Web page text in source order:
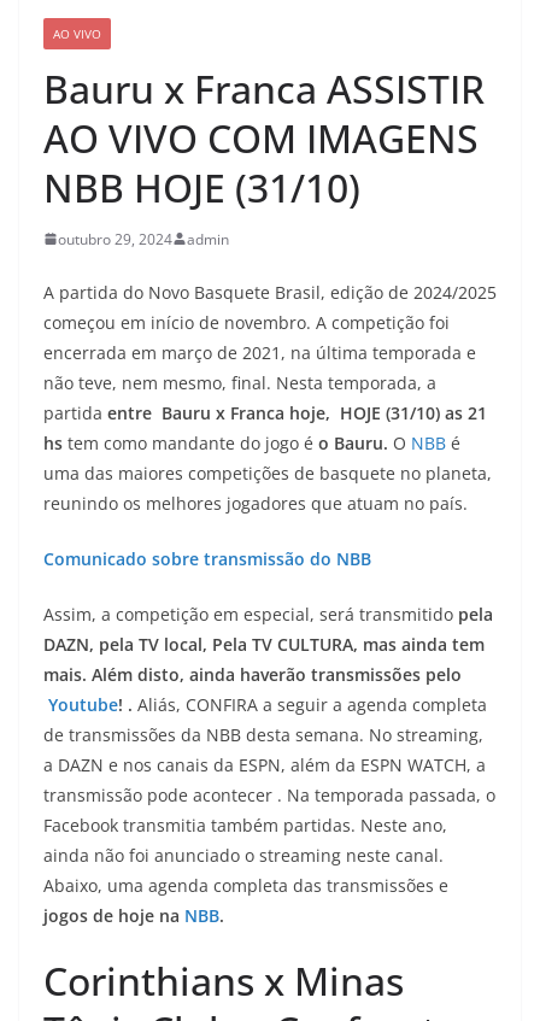
AO VIVO
Bauru x Franca ASSISTIR
AO VIVO COM IMAGENS
NBB HOJE (31/10)
outubro 29, 2024 admin
A partida do Novo Basquete Brasil, edição de 2024/2025
começou em início de novembro. A competição foi
encerrada em março de 2021, na última temporada e
não teve, nem mesmo, final. Nesta temporada, a
partida entre Bauru x Franca hoje, HOJE (31/10) as 21
hs tem como mandante do jogo é o Bauru. O NBB é
uma das maiores competições de basquete no planeta,
reunindo os melhores jogadores que atuam no país.
Comunicado sobre transmissão do NBB
Assim, a competição em especial, será transmitido pela
DAZN, pela TV local, Pela TV CULTURA, mas ainda tem
mais. Além disto, ainda haverão transmissões pelo
Youtube! . Aliás, CONFIRA a seguir a agenda completa
de transmissões da NBB desta semana. No streaming,
a DAZN e nos canais da ESPN, além da ESPN WATCH, a
transmissão pode acontecer . Na temporada passada, o
Facebook transmitia também partidas. Neste ano,
ainda não foi anunciado o streaming neste canal.
Abaixo, uma agenda completa das transmissões e
jogos de hoje na NBB.
Corinthians x Minas